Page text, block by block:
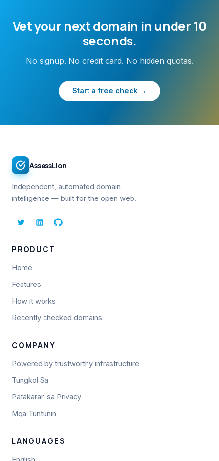
Vet your next domain in under 10
seconds.
No signup. No credit card. No hidden quotas.
Start a free check →
AssessLion
Independent, automated domain
intelligence — built for the open web.
PRODUCT
Home
Features
How it works
Recently checked domains
COMPANY
Powered by trustworthy infrastructure
Tungkol Sa
Patakaran sa Privacy
Mga Tuntunin
LANGUAGES